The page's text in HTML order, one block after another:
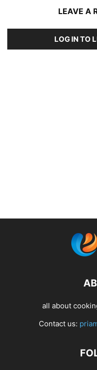
LEAVE A
LOG IN TO
all about
Contact us: